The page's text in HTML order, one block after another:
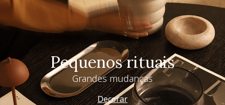
Pequenos rituais
Grandes mudanças
Decorar